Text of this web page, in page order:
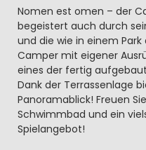
Beschrijving
Nomen est omen – der
begeistert auch durch
und die wie in einem
Camper mit eigener
eines der fertig
Dank der Terrassenlage
Panoramablick! Freuen
Schwimmbad und ein
Spielangebot!